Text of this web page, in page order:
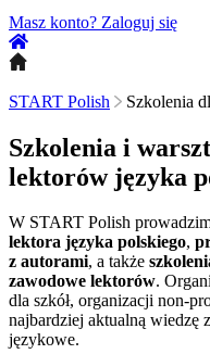
Masz konto? Zaloguj się
START Polish Szkolenia
Szkolenia i
lektorów języka
W START Polish
lektora języka polskiego,
z autorami, a także
zawodowe lektorów.
dla szkół, organizacji non-
najbardziej aktualną wiedzę
językowe.